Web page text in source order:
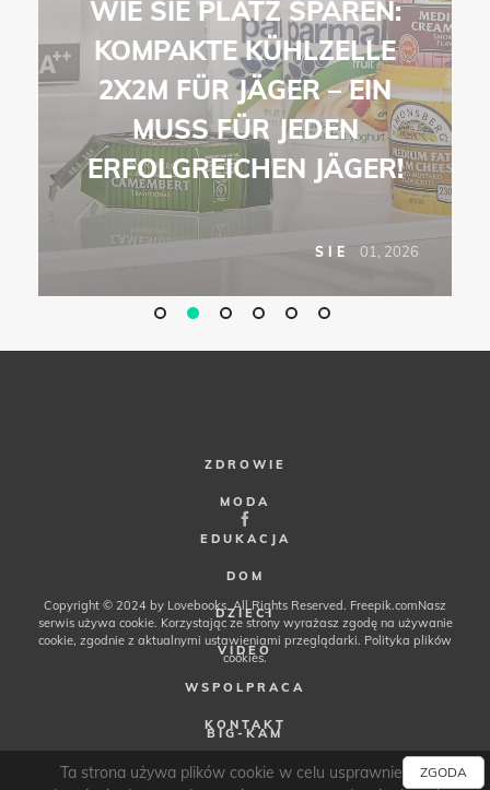
Ta strona używa plików cookie w celu usprawnienia iZGODA
WIE SIE PLATZ SPAREN:
KOMPAKTE KÜHLZELLE
2X2M FÜR JÄGER – EIN
MUSS FÜR JEDEN
ERFOLGREICHEN JÄGER!
SIE 01, 2026
ZDROWIE
MODA
EDUKACJA
DOM
DZIECI
VIDEO
WSPOLPRACA
KONTAKT
Copyright © 2024 by Lovebooks. All Rights Reserved. Freepik.comNasz
serwis używa cookie. Korzystając ze strony wyrażasz zgodę na używanie
cookie, zgodnie z aktualnymi ustawieniami przeglądarki. Polityka plików
cookies.
BIG-KAM
FRANCUSKIE PERFUMY